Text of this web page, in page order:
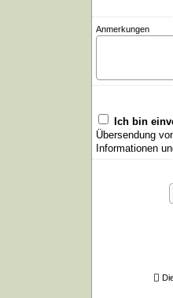
Anmerkungen
Ich bin
Übersendung
Informationen